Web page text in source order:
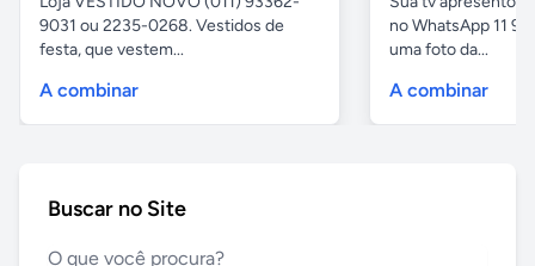
9031 ou 2235-0268. Vestidos de
festa, que vestem...
A combinar
no WhatsApp 11
uma foto da...
A combinar
Buscar no Site